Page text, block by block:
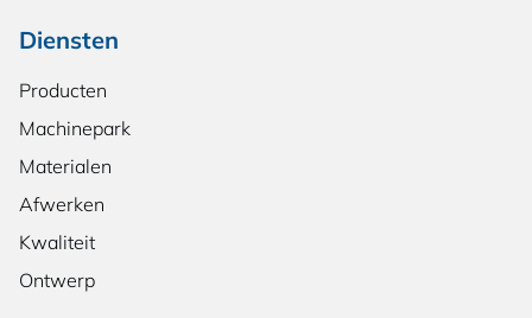
Diensten
Producten
Machinepark
Materialen
Afwerken
Kwaliteit
Ontwerp